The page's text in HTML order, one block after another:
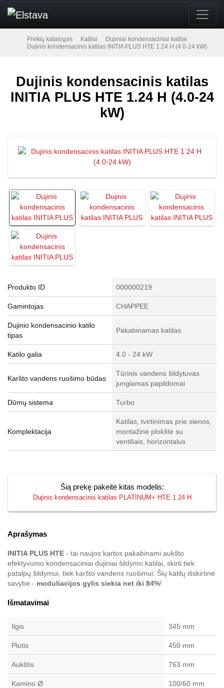
Prekių katalogas Katilai
Dujiniai kondensaciniai katilai
Dujinis kondensacinis katilas INITIA PLUS HTE 1.24 H (4.0-24 kW)
Dujinis kondensacinis katilas
INITIA PLUS HTE 1.24 H (4.0-24
kW)
Produkto ID 000000219
Gamintojas CHAPPEE
Dujinio kondensacinio katilo
tipas
Pakabinamas katilas
Katilo galia 4.0 - 24 kW
Karšto vandens ruošimo būdas
Tūrinis vandens šildytuvas
jungiamas papildomai
Dūmų sistema Turbo
Komplektacija
Katilas, tvirtinimas prie sienos,
montažinė plokštė su
ventiliais, horizontalus
Šią prekę pakeitė kitas modelis:
Dujinis kondensacinis katilas PLATINUM+ HTE 1.24 H
Aprašymas
INITIA PLUS HTE - tai naujos kartos pakabinami aukšto
efektyvumo kondensaciniai dujiniai šildymo katilai, skirti tiek
patalpų šildymui, tiek karšto vandens ruošimui. Šių katilų išskirtinė
savybė - moduliacijos gylis siekia net iki 84%!
Išmatavimai
Ilgis 345 mm
Plotis 450 mm
Aukštis 763 mm
Kamino Ø 100/60 mm